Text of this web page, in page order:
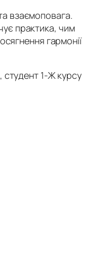
взаємоповага.
практика, чим
гармонії
студент 1-Ж курсу